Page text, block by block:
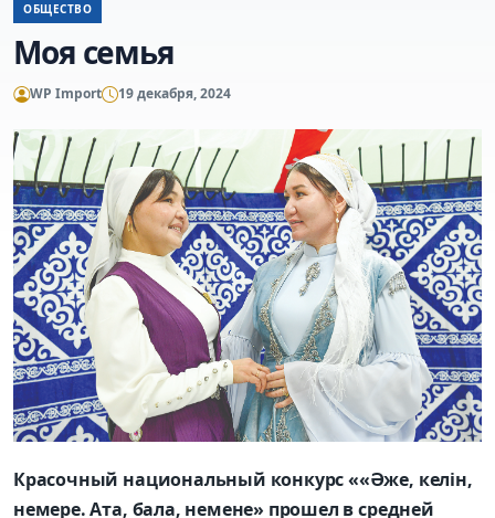
ОБЩЕСТВО
Моя семья
WP Import 19 декабря, 2024
Красочный национальный конкурс ««Әже, келін,
немере. Ата, бала, немене» прошел в средней